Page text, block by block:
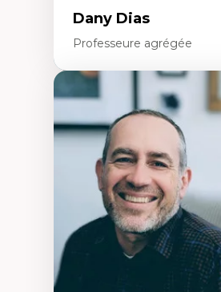
Dany Dias
Professeure agrégée
Expertises
Pédagogies critiques et
Éthique relationnelle et
éducation
Décolonisation et
formation à l’enseignement
Littératie et didactique du
Éducation inclusive
Formation à
francophone minoritaire
Identité linguistique et
Recherche-action et
participatives
Leadership éducatif et
Éducation durable et bien-